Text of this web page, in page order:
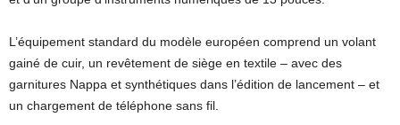
L’équipement standard du modèle européen comprend un volant
gainé de cuir, un revêtement de siège en textile – avec des
garnitures Nappa et synthétiques dans l’édition de lancement – et
un chargement de téléphone sans fil.